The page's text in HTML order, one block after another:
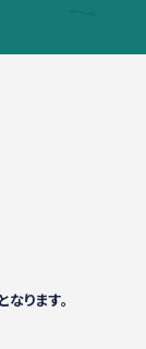
ります。